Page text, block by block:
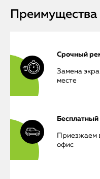
Преимущества
Срочный
Замена
месте
Приезжаем
офис